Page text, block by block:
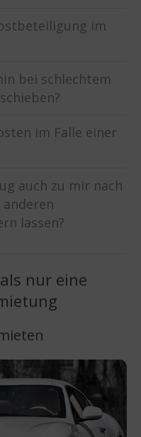
im
bei schlechtem
im Falle einer
auch zu mir nach
anderen
lassen?
als nur eine